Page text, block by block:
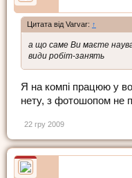
Цитата від Varvar: ↑
а що саме Ви маєте
види робіт-занять
Я на компі працюю у
нету, з фотошопом не
22 гру 2009